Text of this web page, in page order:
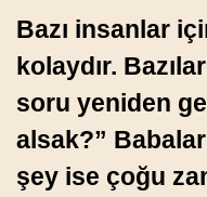
Bazı insanlar
kolaydır.
soru yeniden
alsak?”
şey ise çoğu